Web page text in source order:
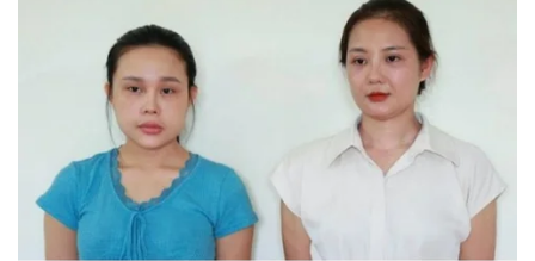
Bất động sản
Khởi nghiệp
Thị trường
Giá vàng
Tiêu dùng
Giá cà phê